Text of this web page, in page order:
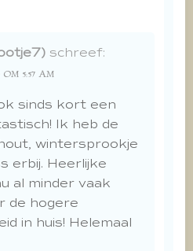
schreef:
5:57 AM
sinds kort een
Ik heb de
wintersprookje
erbij. Heerlijke
al minder vaak
de hogere
in huis! Helemaal